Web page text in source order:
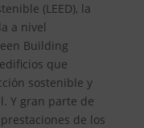
(LEED), la
a nivel
Building
que
sostenible y
Y gran parte de
de los